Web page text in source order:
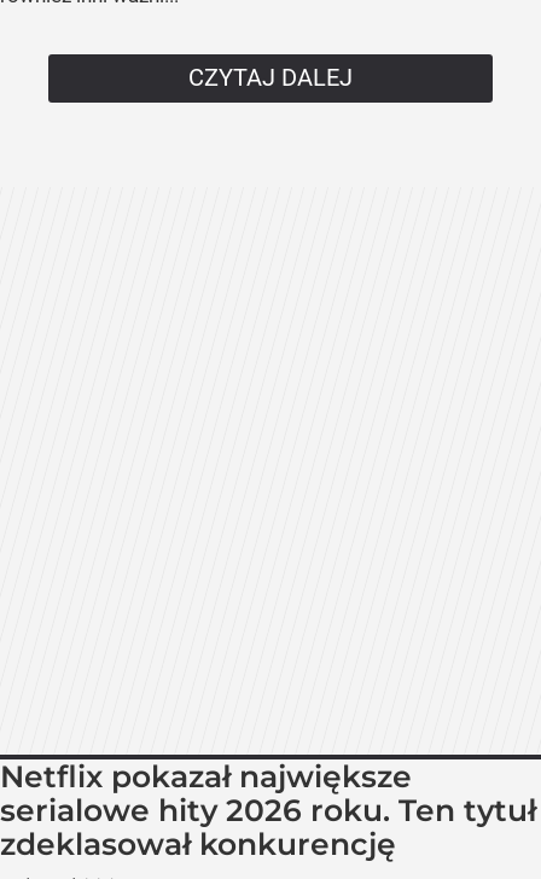
CZYTAJ DALEJ
Netflix pokazał największe
serialowe hity 2026 roku. Ten tytuł
zdeklasował konkurencję